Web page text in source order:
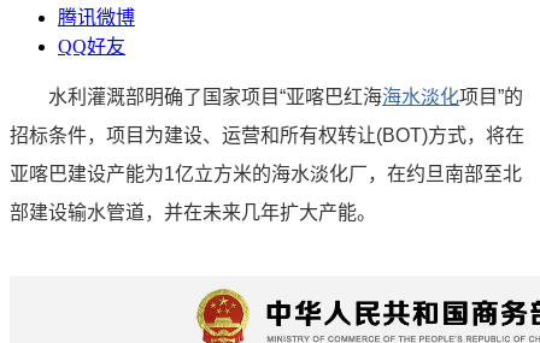
腾讯微博
QQ好友
水利灌溉部明确了国家项目“亚喀巴红海海水淡化项目”的
招标条件，项目为建设、运营和所有权转让(BOT)方式，将在
亚喀巴建设产能为1亿立方米的海水淡化厂，在约旦南部至北
部建设输水管道，并在未来几年扩大产能。